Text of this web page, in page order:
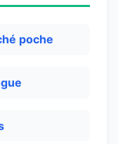
poche